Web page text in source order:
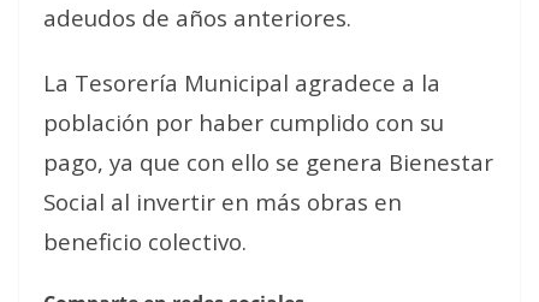
adeudos de años anteriores.
La Tesorería Municipal agradece a la
población por haber cumplido con su
pago, ya que con ello se genera Bienestar
Social al invertir en más obras en
beneficio colectivo.